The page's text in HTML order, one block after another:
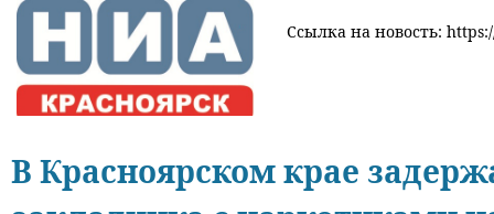
Ссылка на новость:
В Красноярском крае